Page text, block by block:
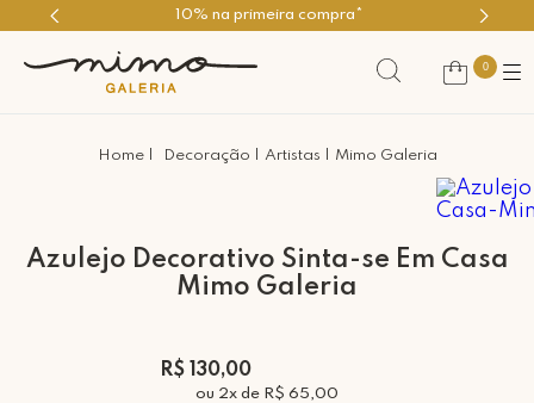
na primeira compra* Use o
0
Decoração Artistas Mimo Galeria
Azulejo Decorativo Sinta-se Em Casa
Mimo Galeria
R$ 130,00
ou 2x de R$ 65,00